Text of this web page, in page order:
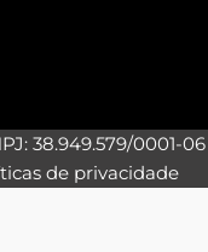
38.949.579/0001-06
de privacidade